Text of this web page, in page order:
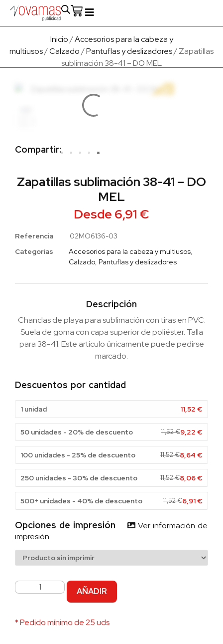
Inicio/Accesorios para la cabeza y
multiusos/Calzado/Pantuflas y deslizadores/ Zapatillas
sublimación 38-41 – DO MEL
Zapatillas sublimación 38-41 – DO
MEL
Desde 6,91 €
Referencia
02MO6136-03
Categorias
Accesorios para la cabeza y multiusos,
Calzado, Pantuflas y deslizadores
Descripción
Chanclas de playa para sublimación con tiras en PVC.
Suela de goma con capa superior de poliéster. Talla
para 38-41. Este artículo únicamente puede pedirse
marcado.
Descuentos por cantidad
1 unidad 11,52 €
50 unidades - 20% de descuento 11,52€9,22 €
100 unidades - 25% de descuento 11,52€8,64 €
250 unidades - 30% de descuento 11,52€8,06€
500+ unidades - 40% de descuento 11,52€6,91€
Opciones de impresión
Ver información de
impresión
AÑADIR
* Pedido mínimo de 25 uds
Compartir: